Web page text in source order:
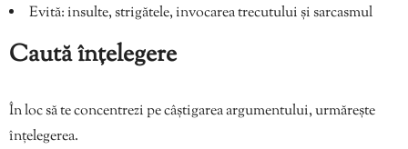
Evită: insulte, strigătele, invocarea trecutului și sarcasmul
Caută înțelegere
În loc să te concentrezi pe câștigarea argumentului, urmărește
înțelegerea.